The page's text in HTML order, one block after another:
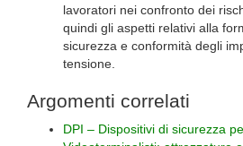
lavoratori nei confronto dei
quindi gli aspetti relativi alla
sicurezza e conformità degli
tensione.
Argomenti correlati
DPI – Dispositivi di sicurezza